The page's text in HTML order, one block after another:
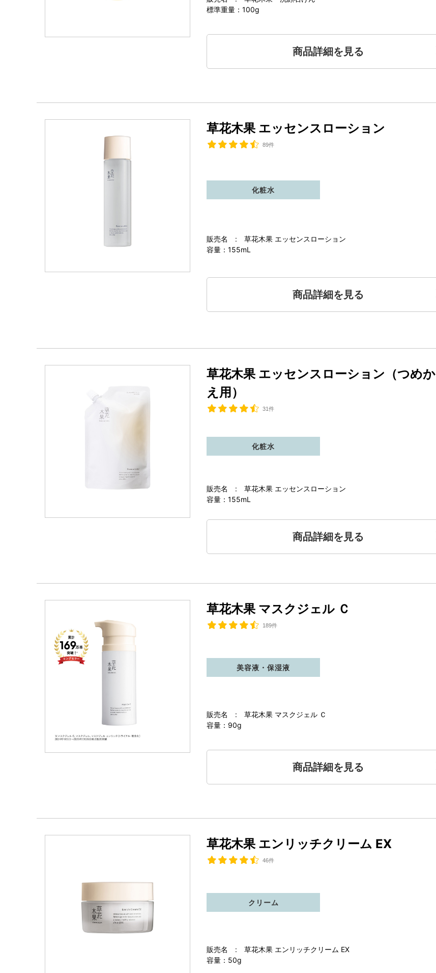
標準重量：100g
商品詳細を見る
草花木果 エッセンスローション
89件
販売名 : 草花木果 エッセンスローション
容量：155mL
化粧水
商品詳細を見る
草花木果 エッセンスローション（つめか
え用）
31件
販売名 : 草花木果 エッセンスローション
容量：155mL
化粧水
商品詳細を見る
草花木果 マスクジェル Ｃ
189件
販売名 : 草花木果 マスクジェル Ｃ
容量：90g
美容液・保湿液
商品詳細を見る
草花木果 エンリッチクリーム EX
46件
販売名 : 草花木果 エンリッチクリーム EX
容量：50g
クリーム